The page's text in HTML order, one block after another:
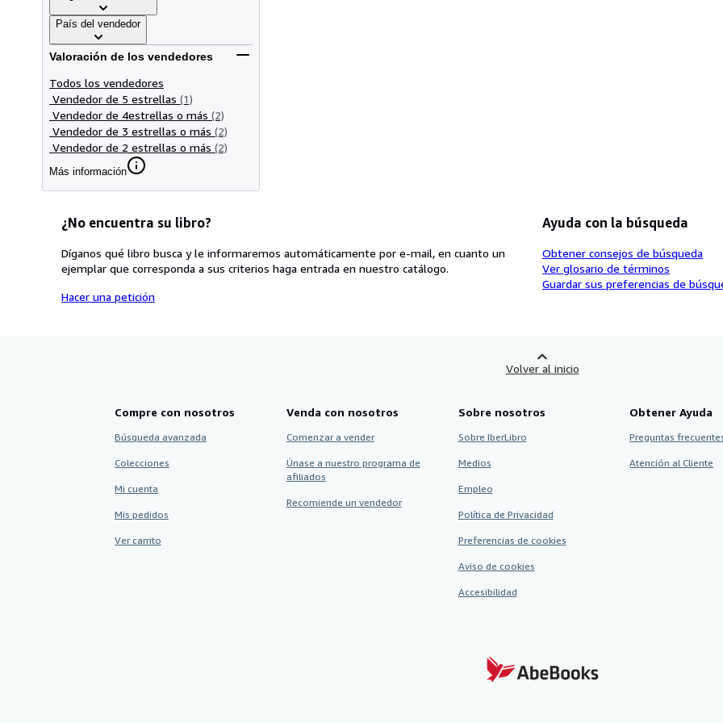
País del vendedor
Valoración de los vendedores
Todos los vendedores
Vendedor de 5 estrellas (1)
Vendedor de 4estrellas o más (2)
Vendedor de 3 estrellas o más (2)
Vendedor de 2 estrellas o más (2)
Más información
¿No encuentra su libro?
Díganos qué libro busca y le informaremos automáticamente por e-mail, en cuanto un
ejemplar que corresponda a sus criterios haga entrada en nuestro catálogo.
Hacer una petición
Ayuda con la búsqueda
Obtener consejos de búsqueda
Ver glosario de términos
Guardar sus preferencias de
Volver al inicio
Compre con nosotros
Búsqueda avanzada
Colecciones
Mi cuenta
Mis pedidos
Ver carrito
Venda con nosotros
Comenzar a vender
Únase a nuestro programa de
afiliados
Recomiende un vendedor
Sobre nosotros
Sobre IberLibro
Medios
Empleo
Política de Privacidad
Preferencias de cookies
Aviso de cookies
Accesibilidad
Obtener Ayuda
Preguntas
Atención al Cliente